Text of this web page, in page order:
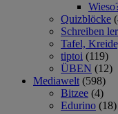
Quizblöcke
Schreiben
Tafel,
tiptoi (119)
ÜBEN (12)
Mediawelt (598)
Bitzee (4)
Edurino (18)